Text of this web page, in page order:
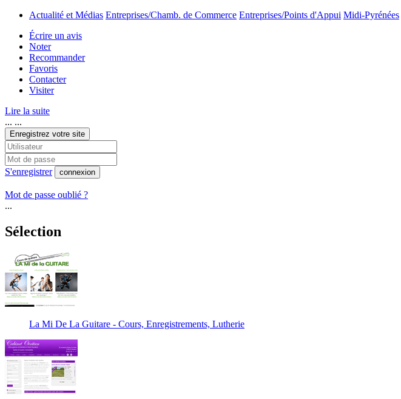
Actualité et Médias Entreprises/Chamb. de Commerce Entreprises/Points d'Appui Midi-Pyrénées
Écrire un avis
Noter
Recommander
Favoris
Contacter
Visiter
Lire la suite
... ...
Enregistrez votre site
S'enregistrer connexion
Mot de passe oublié ?
...
Sélection
La Mi De La Guitare - Cours, Enregistrements, Lutherie